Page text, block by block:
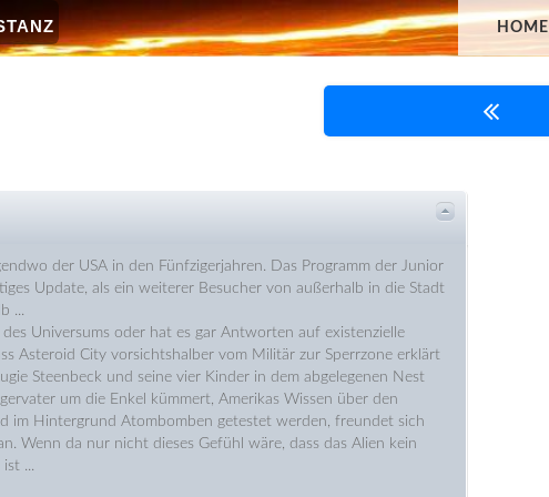
HOME
der USA in den Fünfzigerjahren. Das Programm der Junior
Update, als ein weiterer Besucher von außerhalb in die Stadt
...
Universums oder hat es gar Antworten auf existenzielle
Asteroid City vorsichtshalber vom Militär zur Sperrzone erklärt
Steenbeck und seine vier Kinder in dem abgelegenen Nest
um die Enkel kümmert, Amerikas Wissen über den
im Hintergrund Atombomben getestet werden, freundet sich
Wenn da nur nicht dieses Gefühl wäre, dass das Alien kein
...